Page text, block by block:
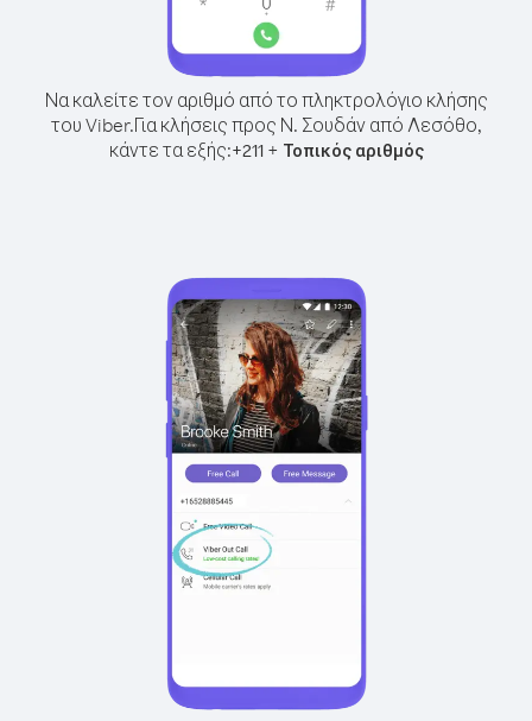
Να καλείτε τον αριθμό από το πληκτρολόγιο κλήσης
του Viber.Για κλήσεις προς Ν. Σουδάν από Λεσόθο,
κάντε τα εξής:+211+ Τοπικός αριθμός